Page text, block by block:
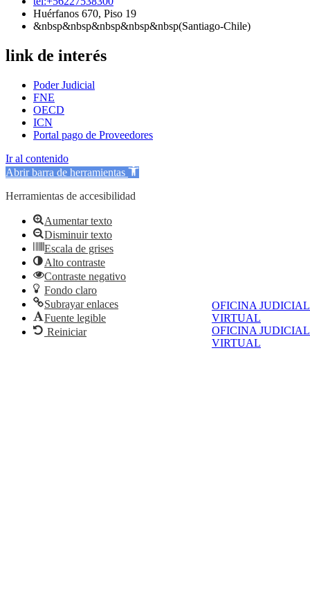
OFICINA JUDICIAL
VIRTUAL
OFICINA JUDICIAL
VIRTUAL
Huérfanos 670, Piso 19
&nbsp&nbsp&nbsp&nbsp&nbsp(Santiago-Chile)
link de interés
Poder Judicial
FNE
OECD
ICN
Portal pago de Proveedores
Ir al contenido
Abrir barra de herramientas
Herramientas de accesibilidad
Aumentar texto
Disminuir texto
Escala de grises
Alto contraste
Contraste negativo
Fondo claro
Subrayar enlaces
Fuente legible
Reiniciar